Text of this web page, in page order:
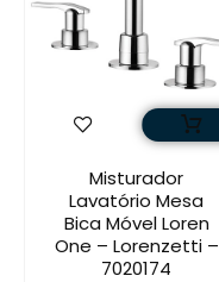
Misturador
Lavatório Mesa
Bica Móvel Loren
One – Lorenzetti –
7020174